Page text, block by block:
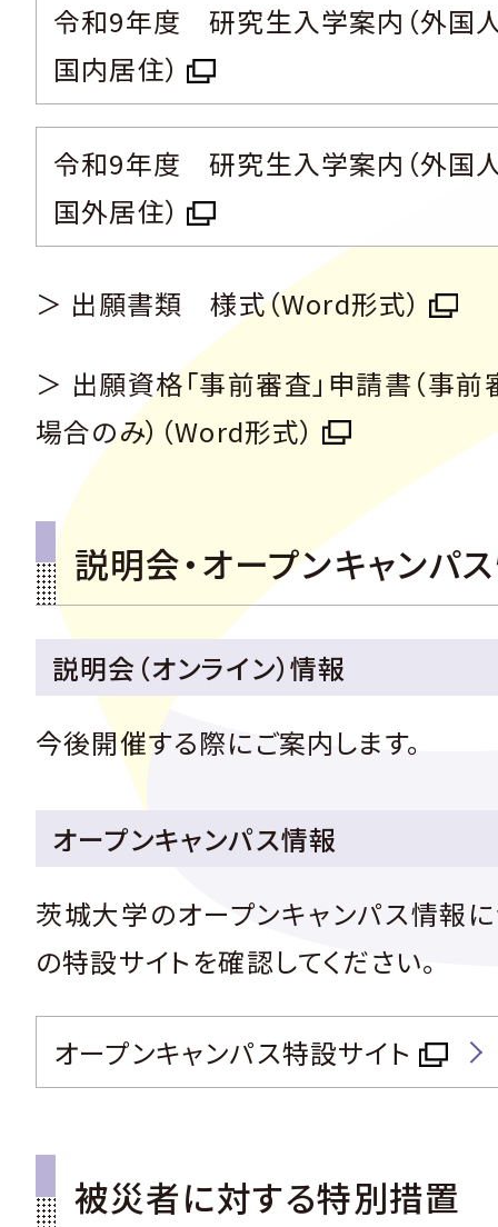
令和9年度 研究生入学案内（外国
国内居住）
令和9年度 研究生入学案内（外国
国外居住）
＞ 出願書類 様式（Word形式）
＞ 出願資格「事前審査」申請書（事
場合のみ）（Word形式）
説明会・オープンキャンパ
説明会（オンライン）情報
今後開催する際にご案内します。
オープンキャンパス情報
茨城大学のオープンキャンパス情報
の特設サイトを確認してください。
オープンキャンパス特設サイト
被災者に対する特別措置